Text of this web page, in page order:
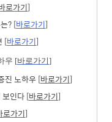
로가기]
? [바로가기]
[바로가기]
우 [바로가기]
진 노하우 [바로가기]
보인다 [바로가기]
로가기]